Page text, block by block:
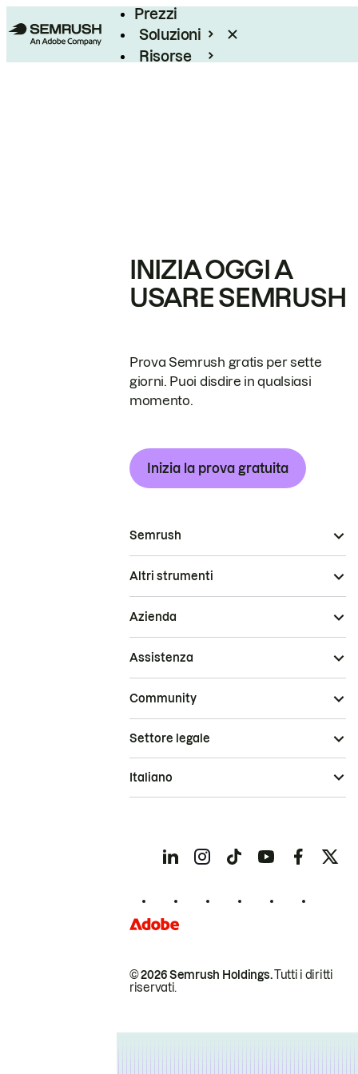
Prezzi
Soluzioni
Risorse
INIZIA OGGI A
USARE SEMRUSH
Prova Semrush gratis per sette
giorni. Puoi disdire in qualsiasi
momento.
Inizia la prova gratuita
Semrush
Altri strumenti
Azienda
Assistenza
Community
© 2026 Semrush Holdings.Tutti i diritti
riservati.
Settore legale
Italiano